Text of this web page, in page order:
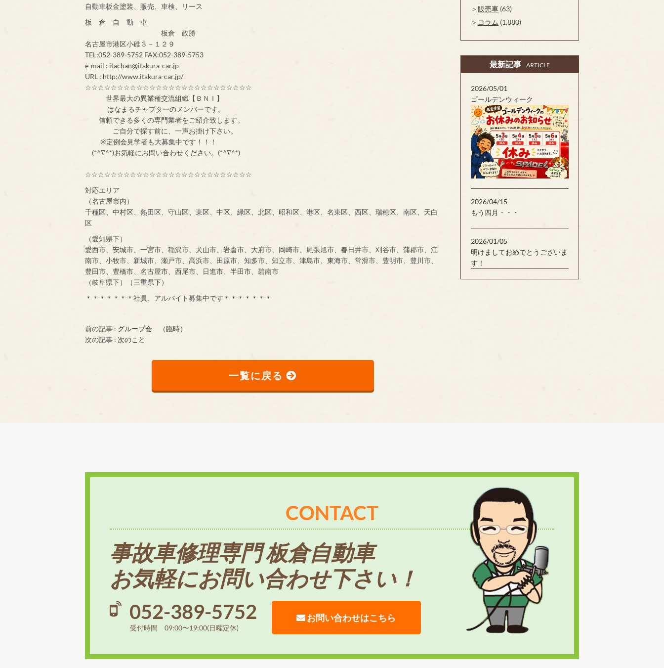
自動車板金塗装、販売、車検、リース
板 倉 自 動 車
板倉 政勝
名古屋市港区小碓３－１２９
TEL:052-389-5752 FAX:052-389-5753
e-mail : itachan@itakura-car.jp
URL : http://www.itakura-car.jp/
☆☆☆☆☆☆☆☆☆☆☆☆☆☆☆☆☆☆☆☆☆☆☆☆☆☆
世界最大の異業種交流組織【ＢＮＩ】
はなまるチャプターのメンバーです。
信頼できる多くの専門業者をご紹介致します。
ご自分で探す前に、一声お掛け下さい。
※定例会見学者も大募集中です！！！
(*^∇^*)お気軽にお問い合わせください。(*^∇^*)
☆☆☆☆☆☆☆☆☆☆☆☆☆☆☆☆☆☆☆☆☆☆☆☆☆☆
対応エリア
（名古屋市内）
千種区、中村区、熱田区、守山区、東区、中区、緑区、北区、昭和区、港区、名東区、西区、瑞穂区、南区、天白
区
（愛知県下）
愛西市、安城市、一宮市、稲沢市、犬山市、岩倉市、大府市、岡崎市、尾張旭市、春日井市、刈谷市、蒲郡市、江
南市、小牧市、新城市、瀬戸市、高浜市、田原市、知多市、知立市、津島市、東海市、常滑市、豊明市、豊川市、
豊田市、豊橋市、名古屋市、西尾市、日進市、半田市、碧南市
（岐阜県下）（三重県下）
＊＊＊＊＊＊＊社員、アルバイト募集中です＊＊＊＊＊＊＊
前の記事 : グループ会 （臨時）
次の記事 : 次のこと
一覧に戻る
販売車 (63)
コラム (1,880)
最新記事 ARTICLE
2026/05/01
ゴールデンウィーク
2026/04/15
もう四月・・・
2026/01/05
明けましておめでとうございま
す！
CONTACT
事故車修理専門 板倉自動車
お気軽にお問い合わせ下さい！
052-389-5752
受付時間 09:00〜19:00(日曜定休)
お問い合わせはこちら